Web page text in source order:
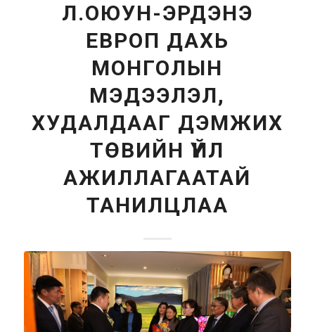
Л.ОЮУН-ЭРДЭНЭ
ЕВРОП ДАХЬ
МОНГОЛЫН
МЭДЭЭЛЭЛ,
ХУДАЛДААГ ДЭМЖИХ
ТӨВИЙН ҮЙЛ
АЖИЛЛАГААТАЙ
ТАНИЛЦЛАА